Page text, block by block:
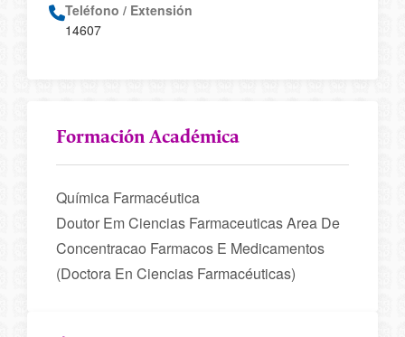
Teléfono / Extensión
14607
Formación Académica
Química Farmacéutica
Doutor Em Ciencias Farmaceuticas Area De
Concentracao Farmacos E Medicamentos
(Doctora En Ciencias Farmacéuticas)